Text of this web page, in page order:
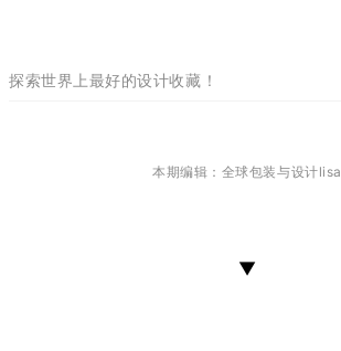
探索世界上最好的设计收藏！
本期编辑：全球包装与设计lisa
▼